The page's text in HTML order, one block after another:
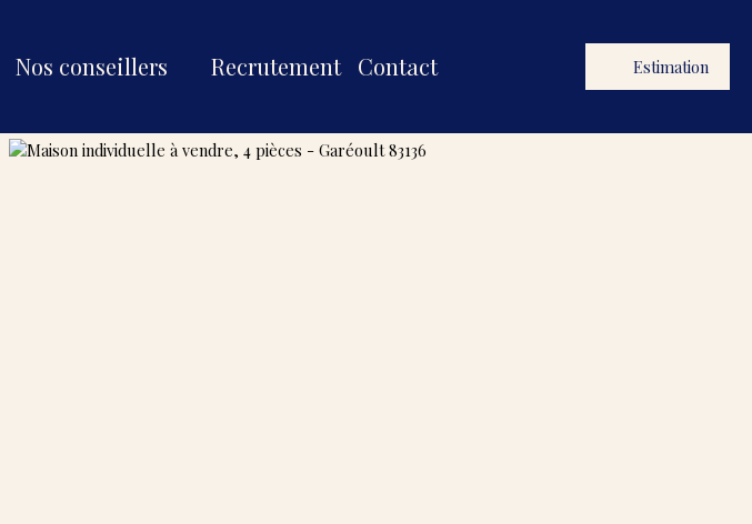
Nos conseillers Recrutement Contact Estimation